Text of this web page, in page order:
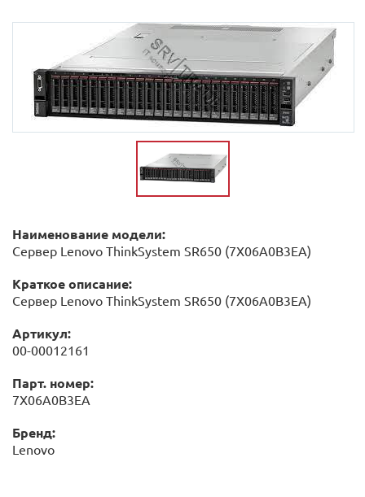
Наименование модели:
Сервер Lenovo ThinkSystem SR650 (7X06A0B3EA)
Краткое описание:
Сервер Lenovo ThinkSystem SR650 (7X06A0B3EA)
Артикул:
00-00012161
Парт. номер:
7X06A0B3EA
Бренд:
Lenovo